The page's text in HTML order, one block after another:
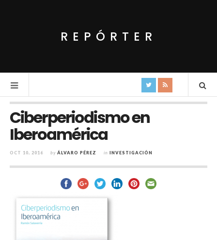
REPÓRTER
Ciberperiodismo en
Iberoamérica
OCT 10, 2016 by ÁLVARO PÉREZ in INVESTIGACIÓN